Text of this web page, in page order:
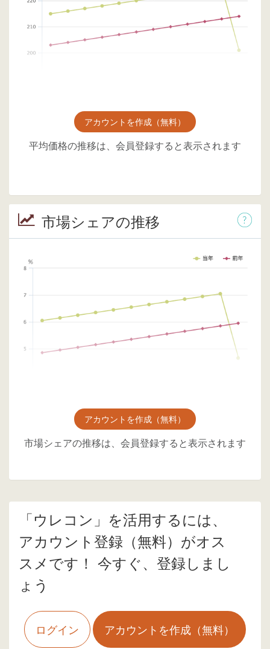
アカウントを作成（無料）
平均価格の推移は、会員登録すると表示されます
市場シェアの推移
アカウントを作成（無料）
市場シェアの推移は、会員登録すると表示されます
「ウレコン」を活用するには、
アカウント登録（無料）がオス
スメです！ 今すぐ、登録しまし
ょう
ログイン アカウントを作成（無料）